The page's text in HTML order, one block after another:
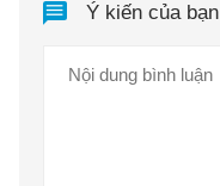
Ý kiến của bạn